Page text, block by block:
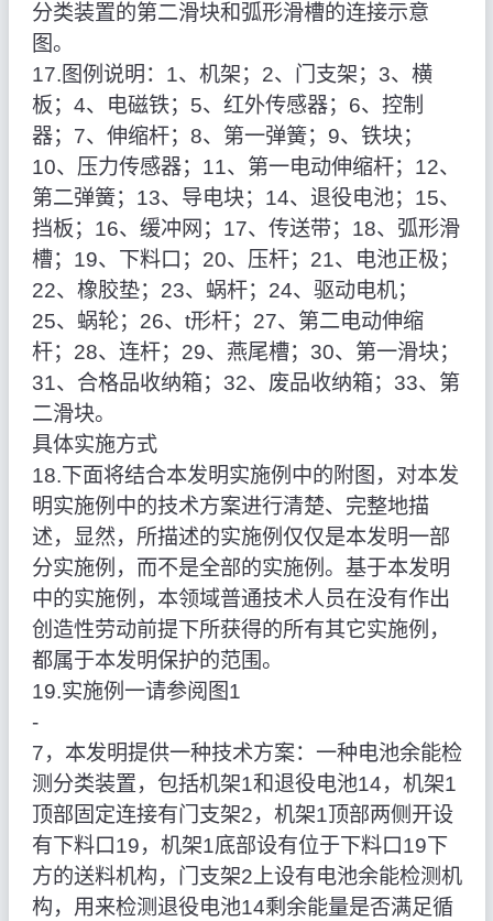
分类装置的第二滑块和弧形滑槽的连接示意
图。
17.图例说明：1、机架；2、门支架；3、横
板；4、电磁铁；5、红外传感器；6、控制
器；7、伸缩杆；8、第一弹簧；9、铁块；
10、压力传感器；11、第一电动伸缩杆；12、
第二弹簧；13、导电块；14、退役电池；15、
挡板；16、缓冲网；17、传送带；18、弧形滑
槽；19、下料口；20、压杆；21、电池正极；
22、橡胶垫；23、蜗杆；24、驱动电机；
25、蜗轮；26、t形杆；27、第二电动伸缩
杆；28、连杆；29、燕尾槽；30、第一滑块；
31、合格品收纳箱；32、废品收纳箱；33、第
二滑块。
具体实施方式
18.下面将结合本发明实施例中的附图，对本发
明实施例中的技术方案进行清楚、完整地描
述，显然，所描述的实施例仅仅是本发明一部
分实施例，而不是全部的实施例。基于本发明
中的实施例，本领域普通技术人员在没有作出
创造性劳动前提下所获得的所有其它实施例，
都属于本发明保护的范围。
19.实施例一请参阅图1
‑
7，本发明提供一种技术方案：一种电池余能检
测分类装置，包括机架1和退役电池14，机架1
顶部固定连接有门支架2，机架1顶部两侧开设
有下料口19，机架1底部设有位于下料口19下
方的送料机构，门支架2上设有电池余能检测机
构，用来检测退役电池14剩余能量是否满足循